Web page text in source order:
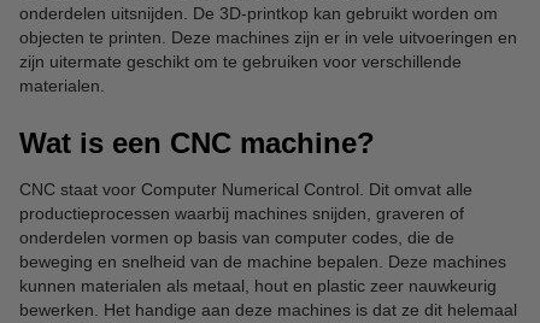
onderdelen uitsnijden. De 3D-printkop kan gebruikt worden om
objecten te printen. Deze machines zijn er in vele uitvoeringen en
zijn uitermate geschikt om te gebruiken voor verschillende
materialen.
Wat is een CNC machine?
CNC staat voor Computer Numerical Control. Dit omvat alle
productieprocessen waarbij machines snijden, graveren of
onderdelen vormen op basis van computer codes, die de
beweging en snelheid van de machine bepalen. Deze machines
kunnen materialen als metaal, hout en plastic zeer nauwkeurig
bewerken. Het handige aan deze machines is dat ze dit helemaal